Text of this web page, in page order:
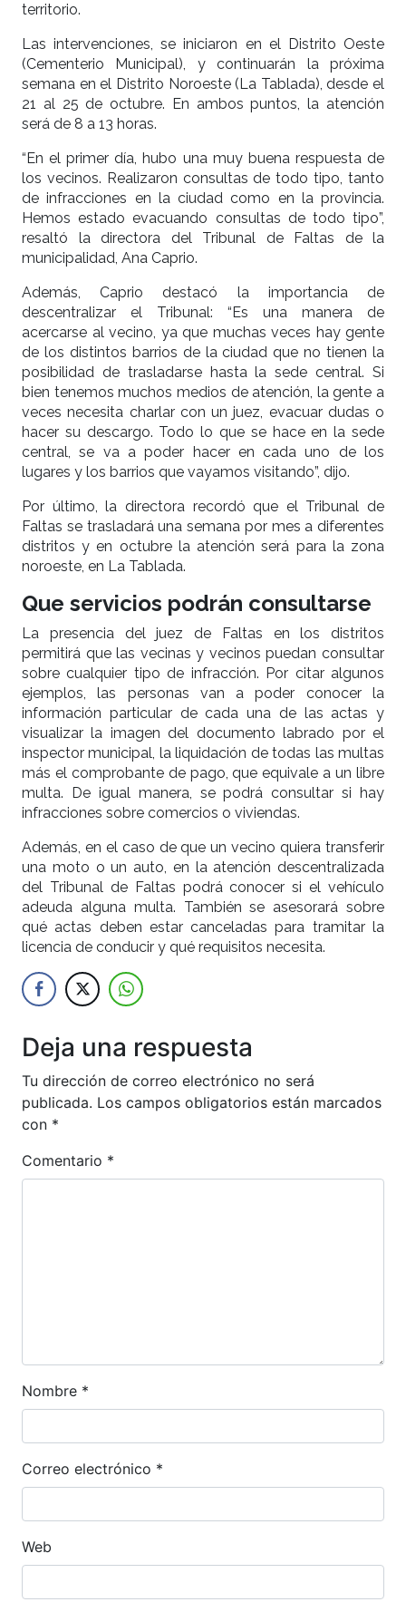
territorio.
Las intervenciones, se iniciaron en el Distrito Oeste
(Cementerio Municipal), y continuarán la próxima
semana en el Distrito Noroeste (La Tablada), desde el
21 al 25 de octubre. En ambos puntos, la atención
será de 8 a 13 horas.
“En el primer día, hubo una muy buena respuesta de
los vecinos. Realizaron consultas de todo tipo, tanto
de infracciones en la ciudad como en la provincia.
Hemos estado evacuando consultas de todo tipo”,
resaltó la directora del Tribunal de Faltas de la
municipalidad, Ana Caprio.
Además, Caprio destacó la importancia de
descentralizar el Tribunal: “Es una manera de
acercarse al vecino, ya que muchas veces hay gente
de los distintos barrios de la ciudad que no tienen la
posibilidad de trasladarse hasta la sede central. Si
bien tenemos muchos medios de atención, la gente a
veces necesita charlar con un juez, evacuar dudas o
hacer su descargo. Todo lo que se hace en la sede
central, se va a poder hacer en cada uno de los
lugares y los barrios que vayamos visitando”, dijo.
Por último, la directora recordó que el Tribunal de
Faltas se trasladará una semana por mes a diferentes
distritos y en octubre la atención será para la zona
noroeste, en La Tablada.
Que servicios podrán consultarse
La presencia del juez de Faltas en los distritos
permitirá que las vecinas y vecinos puedan consultar
sobre cualquier tipo de infracción. Por citar algunos
ejemplos, las personas van a poder conocer la
información particular de cada una de las actas y
visualizar la imagen del documento labrado por el
inspector municipal, la liquidación de todas las multas
más el comprobante de pago, que equivale a un libre
multa. De igual manera, se podrá consultar si hay
infracciones sobre comercios o viviendas.
Además, en el caso de que un vecino quiera transferir
una moto o un auto, en la atención descentralizada
del Tribunal de Faltas podrá conocer si el vehículo
adeuda alguna multa. También se asesorará sobre
qué actas deben estar canceladas para tramitar la
licencia de conducir y qué requisitos necesita.
Deja una respuesta
Tu dirección de correo electrónico no será
publicada. Los campos obligatorios están marcados
con *
Comentario *
Nombre *
Correo electrónico *
Web